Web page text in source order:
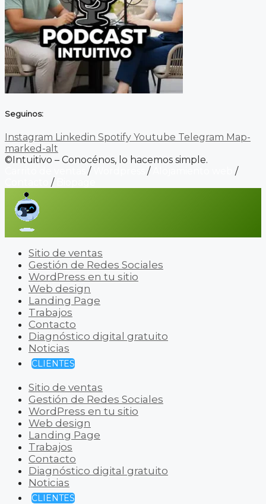
Seguinos:
Instagram Linkedin Spotify Youtube Telegram Map-
marked-alt
©Intuitivo – Conocénos, lo hacemos simple.
/ /
/
/
Sitio de ventas
Gestión de Redes Sociales
WordPress en tu sitio
Web design
Landing Page
Trabajos
Contacto
Diagnóstico digital gratuito
Noticias
CLIENTES
Sitio de ventas
Gestión de Redes Sociales
WordPress en tu sitio
Web design
Landing Page
Trabajos
Contacto
Diagnóstico digital gratuito
Noticias
CLIENTES